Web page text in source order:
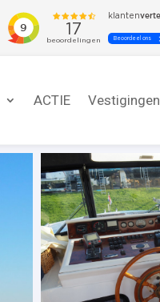
ACTIE Vestigingen